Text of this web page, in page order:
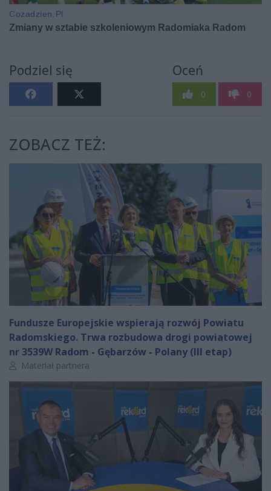
Podziel się Oceń
0 0
ZOBACZ TEŻ:
Fundusze Europejskie wspierają rozwój Powiatu
Radomskiego. Trwa rozbudowa drogi powiatowej
nr 3539W Radom - Gębarzów - Polany (III etap)
Autor artykułu:
Materiał partnera